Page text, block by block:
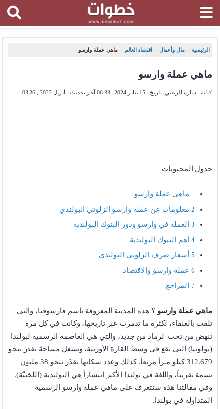
الرئيسية ، مال وأعمال ، اقتصاد العالم ، ماهي عملة وارسو
ماهي عملة وارسو
كتابة : سارة الزعبي بتاريخ : 15 يناير 2024 , 06:33 آخر تحديث : أبريل 2022 , 03:26
جدول المحتويات
1 ماهي عملة وارسو
2 معلومات عن عملة وارسو الزلوتي البولندي
3 العملة في وارسو ودور البنوك البولندية
4 أهم البنوك البولندية
5 أسعار صرف الزلوتي البولندي
6 عملة وارسو والاقتصاد
7 المراجع
ماهي عملة وارسو ؟ هذه المدينة المعروفة باسم فارسوفيا، والتي
تلقب بالعنقاء، لكثرة ما تدمرت عبر تاريخها، وكانت في كل مرة
تنهض من تحت الرماد من جديد، والتي هي العاصمة الرسمية لبولندا
(بولونيا) التي تقع في وسط القارة الأوربية، وتشغل مساحةً تقدر بنحو
312.679 كيلو متراً مربعاً. كذلك وعدد سكانها يقدّر بنحو 38 مليون
نسمة تقريباً، واللغة في بولندا الأكثر انتشاراً هي البولندية (اللختيّة).
وفي مقالتنا هذه سنتعرف على ماهي عملة وارسو الرسمية
المتداولة في بولندا.